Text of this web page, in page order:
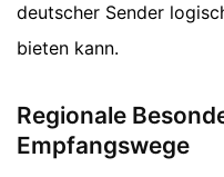
deutscher Sender
bieten kann.
Regionale
Empfangswege